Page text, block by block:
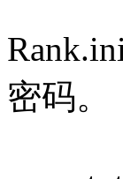
密码。